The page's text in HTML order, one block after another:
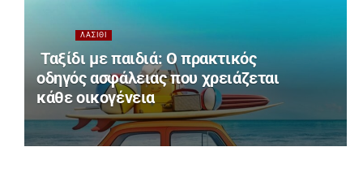
ΛΑΣΊΘΙ
Ταξίδι με παιδιά: Ο πρακτικός
οδηγός ασφάλειας που χρειάζεται
κάθε οικογένεια